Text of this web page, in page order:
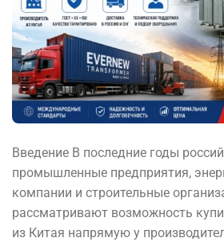
Введение В последние годы
промышленные предприятия,
компании и строительные
рассматривают возможность
из Китая напрямую у